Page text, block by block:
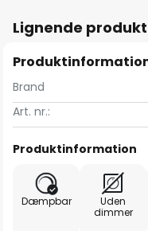
Lignende
Brand
Art. nr.:
Produktinformation
Dæmpbar
Uden
dimmer